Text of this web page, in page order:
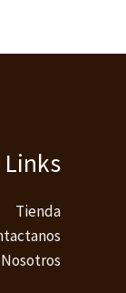
Tienda
Nosotros